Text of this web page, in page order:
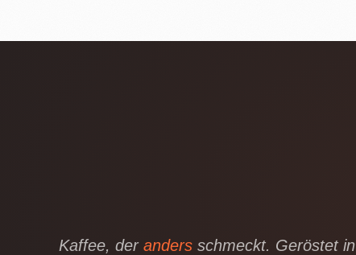
Kaffee, der andersschmeckt. Geröstet in